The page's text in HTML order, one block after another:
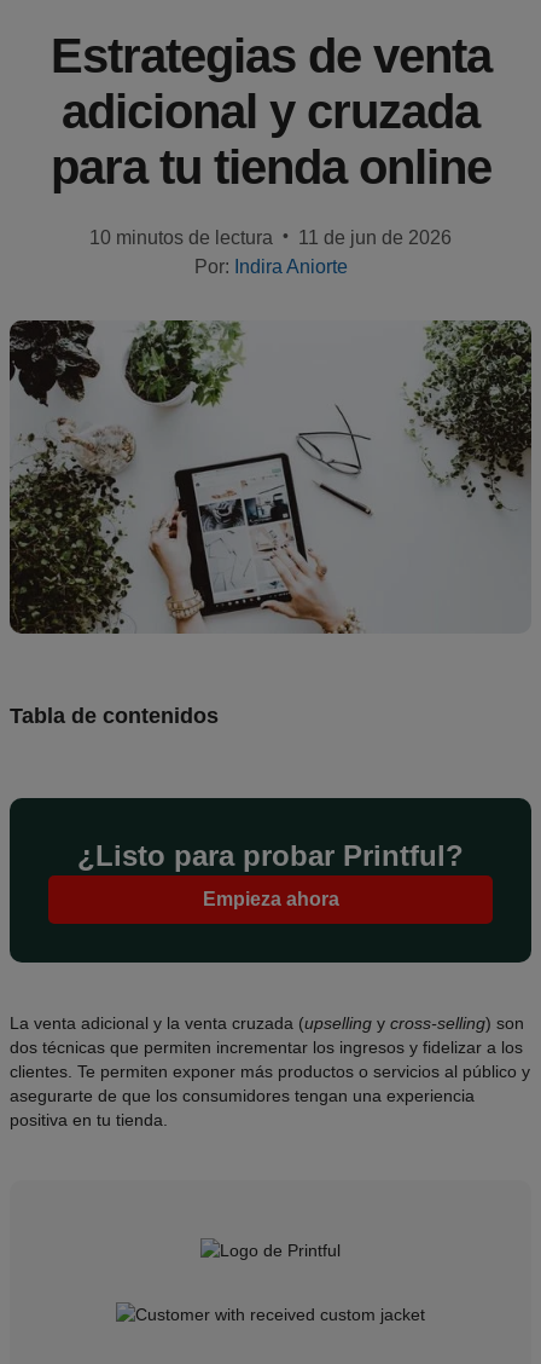
Manual
novatos
Productos
Creación
de
diseños
Recursos
Precios
ES
Estrategias de venta
adicional y cruzada
para tu tienda online
10 minutos de lectura •
11 de jun de 2026
Por: Indira Aniorte
Tabla de contenidos
¿Listo para probar Printful?
Empieza ahora
La venta adicional y la venta cruzada (upselling y cross-selling) son
dos técnicas que permiten incrementar los ingresos y fidelizar a los
clientes. Te permiten exponer más productos o servicios al público y
asegurarte de que los consumidores tengan una experiencia
positiva en tu tienda.